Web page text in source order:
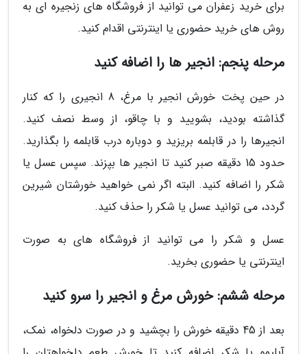
برای خرید زعفران می توانید از فروشگاه های زنجیره ای به
روش های خرید حضوری یا اینترنتی اقدام کنید.
مرحله پنجم: انجیر ها را اضافه کنید
در حین پخت خورش انجیر با مرغ، 8 انجیری را که کنار
گذاشته بودید، بشویید و با چاقو، از وسط نصف کنید.
انجیرها را در قابلمه بریزید و دوباره درب قابلمه را بگذارید.
حدود 15 دقیقه صبر کنید تا انجیر ها بپزند. سپس عسل یا
شکر را اضافه کنید. البته اگر نمی خواهید خورشتان شیرین
گردد، می توانید عسل یا شکر را حذف کنید.
عسل و شکر را می توانید از فروشگاه های به صورت
اینترنتی یا حضوری بخرید.
مرحله ششم: خورش مرغ و انجیر را سرو کنید
بعد از 45 دقیقه خورش را بچشید و در صورت دلخواه، نمک،